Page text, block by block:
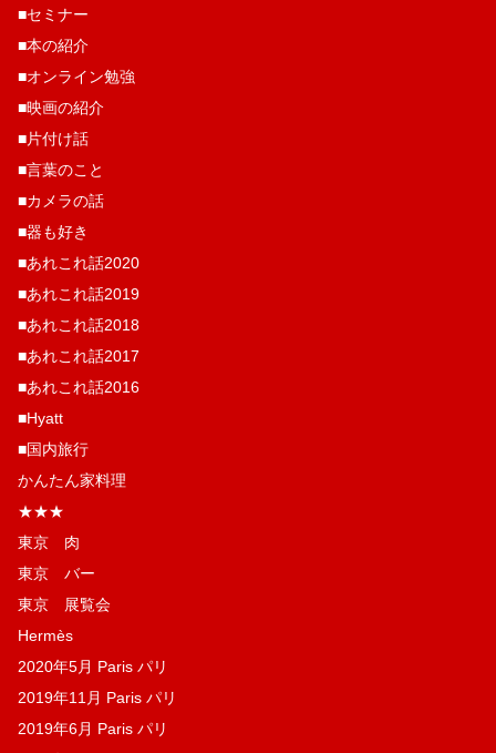
■セミナー
■本の紹介
■オンライン勉強
■映画の紹介
■片付け話
■言葉のこと
■カメラの話
■器も好き
■あれこれ話2020
■あれこれ話2019
■あれこれ話2018
■あれこれ話2017
■あれこれ話2016
■Hyatt
■国内旅行
かんたん家料理
★★★
東京 肉
東京 バー
東京 展覧会
Hermès
2020年5月 Paris パリ
2019年11月 Paris パリ
2019年6月 Paris パリ